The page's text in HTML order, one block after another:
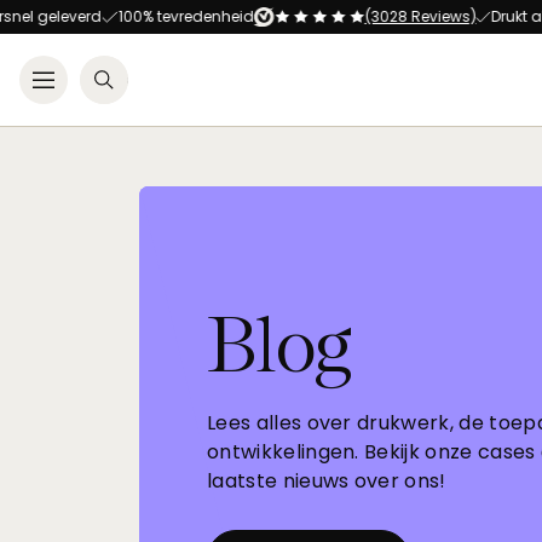
Open menu
Zoeken
100% tevredenheid (3028 Reviews) Drukt alles op
Blog
Lees alles over drukwerk, de
ontwikkelingen. Bekijk onze
laatste nieuws over ons!